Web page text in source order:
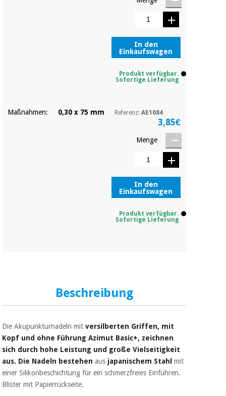
In den
Einkaufswagen
Produkt verfügbar.
Sofortige Lieferung
Maßnahmen: 0,30 x 75 mm Referenz:AE1084
3,85€
Menge
In den
Einkaufswagen
Produkt verfügbar.
Sofortige Lieferung
Beschreibung
Die Akupunkturnadeln mitversilberten Griffen, mit
Kopf und ohne Führung Azimut Basic+, zeichnen
sich durch hohe Leistung und große Vielseitigkeit
aus. Die Nadeln bestehen aus japanischem Stahl mit
einer Silikonbeschichtung für ein schmerzfreies Einführen.
Blister mit Papierrückseite.